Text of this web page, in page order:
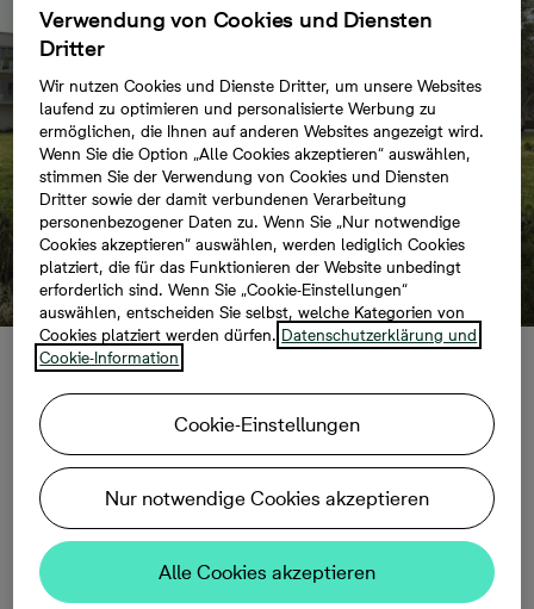
Usedom: Bonava
plant 140
Wohnungen in
Zirchow
Verwendung von Cookies und Diensten
Dritter
Wir nutzen Cookies und Dienste Dritter, um unsere Websites
laufend zu optimieren und personalisierte Werbung zu
ermöglichen, die Ihnen auf anderen Websites angezeigt wird.
Wenn Sie die Option „Alle Cookies akzeptieren“ auswählen,
stimmen Sie der Verwendung von Cookies und Diensten
Dritter sowie der damit verbundenen Verarbeitung
personenbezogener Daten zu. Wenn Sie „Nur notwendige
Cookies akzeptieren“ auswählen, werden lediglich Cookies
platziert, die für das Funktionieren der Website unbedingt
erforderlich sind. Wenn Sie „Cookie-Einstellungen“
auswählen, entscheiden Sie selbst, welche Kategorien von
Cookies platziert werden dürfen. Datenschutzerklärung und
Cookie-Information
Cookie-Einstellungen
Nur notwendige Cookies akzeptieren
Alle Cookies akzeptieren